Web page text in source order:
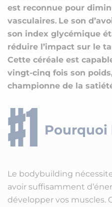
est reconnue pour
vasculaires. Le son
son index glycémique
réduire l’impact sur le
Cette céréale est
vingt-cinq fois son
championne de la
Pourquoi
Le bodybuilding
avoir suffisamment
développer vos muscles.